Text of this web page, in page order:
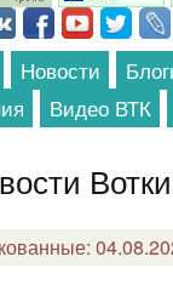
Новости
Видео ВТК